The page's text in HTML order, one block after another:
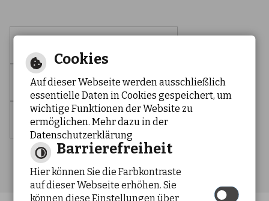
Leichte Sprache
Gebärdensprache
Cookies
Auf dieser Webseite werden ausschließlich
essentielle Daten in Cookies gespeichert, um
wichtige Funktionen der Website zu
ermöglichen. Mehr dazu in der
Datenschutzerklärung
Barrierefreiheit
Hier können Sie die Farbkontraste
auf dieser Webseite erhöhen. Sie
können diese Einstellungen über